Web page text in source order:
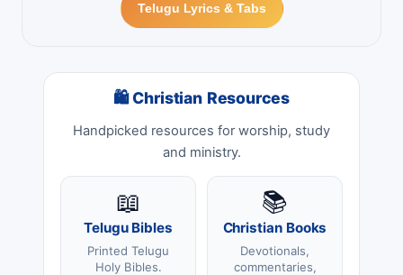
Telugu Lyrics & Tabs
🛍 Christian Resources
Handpicked resources for worship, study
and ministry.
📖
Telugu Bibles
Printed Telugu
Holy Bibles.
📚
Christian Books
Devotionals,
commentaries,